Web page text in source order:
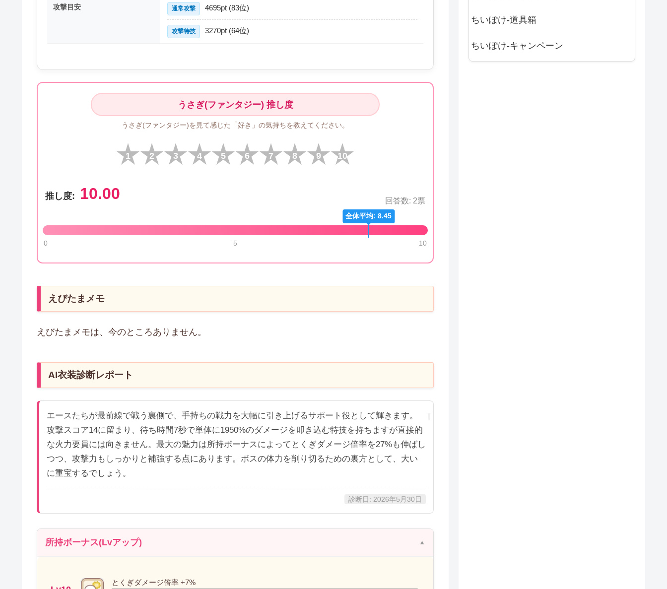
攻撃目安 通常攻撃 4695pt (83位)
攻撃特技 3270pt (64位)
うさぎ(ファンタジー) 推し度
うさぎ(ファンタジー)を見て感じた「好き」の気持ちを教えてください。
10
9
8
7
6
5
4
3
2
1
推し度: 10.00 回答数: 2票
全体平均: 8.45
0 5 10
えびたまメモ
えびたまメモは、今のところありません。
AI衣装診断レポート
エースたちが最前線で戦う裏側で、手持ちの戦力を大幅に引き上げるサポート役として輝きます。
攻撃スコア14に留まり、待ち時間7秒で単体に1950%のダメージを叩き込む特技を持ちますが直接的
な火力要員には向きません。最大の魅力は所持ボーナスによってとくぎダメージ倍率を27%も伸ばし
つつ、攻撃力もしっかりと補強する点にあります。ボスの体力を削り切るための裏方として、大い
に重宝するでしょう。
診断日: 2026年5月30日
所持ボーナス(Lvアップ)
とくぎダメージ倍率 +7%
ちいぽけ-道具箱
ちいぽけ-キャンペーン